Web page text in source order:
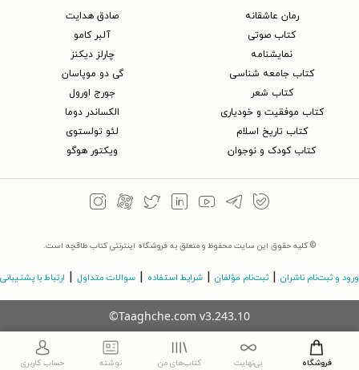
رمان عاشقانه
کتاب‌ صوتی
نمایشنامه
کتاب جامعه شناسی
کتاب شعر
کتاب موفقیت و خودیاری
کتاب تاریخ اسلام
کتاب کودک و نوجوان
صادق هدایت
آلبر کامو
چارلز دیکنز
گی دو موپاسان
جورج اورول
الکساندر دوما
لئو تولستوی
ویکتور هوگو
© کلیه حقوق این سایت محفوظ و متعلق به فروشگاه اینترنتی کتاب طاقچه است.
ورود و ثبت‌نام ناشران | ثبت‌نام مؤلفان | شرایط استفاده | سوالات متداول | ارتباط با پشتیبانی
©Taaghche.com v3.243.10
فروشگاه بی‌نهایت کتاب‌های من نوشته حساب کاربری